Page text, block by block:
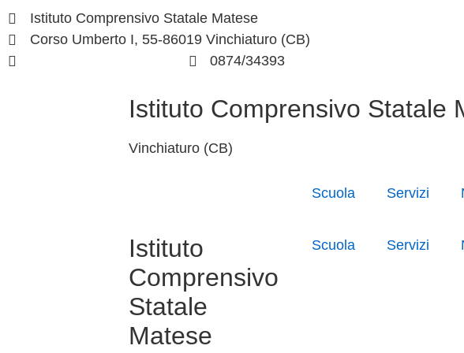
Istituto Comprensivo Statale Matese
Corso Umberto I, 55-86019 Vinchiaturo (CB)
0874/34393
Istituto Comprensivo Statale
Vinchiaturo (CB)
Scuola Servizi
Istituto
Comprensivo
Statale
Matese
Scuola Servizi